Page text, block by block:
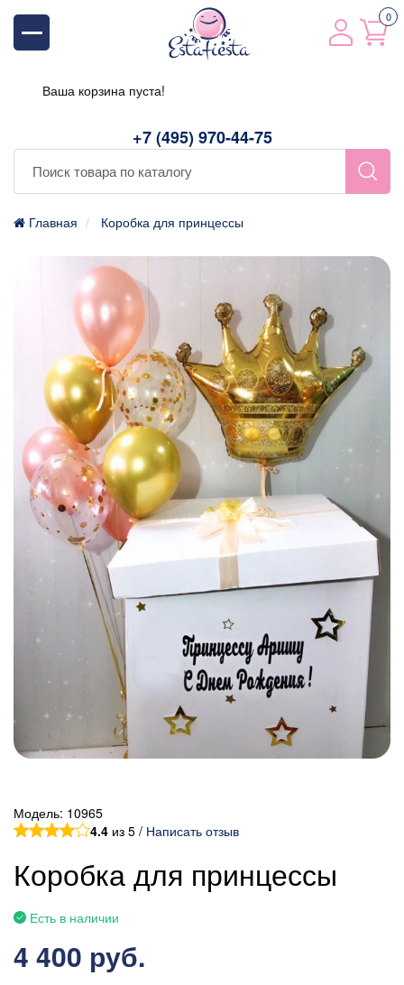
+7 (495) 970-44-75
0
Ваша корзина пуста!
Главная Коробка для принцессы
Модель: 10965
4.4 из 5 / Написать отзыв
Коробка для принцессы
Есть в наличии
4 400 руб.